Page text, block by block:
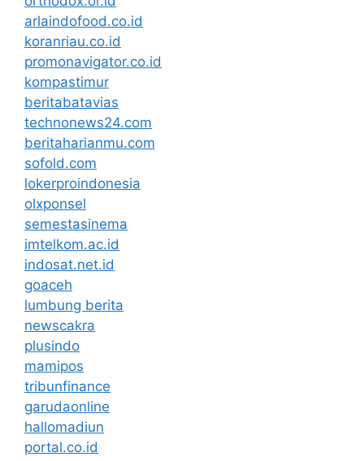
arlaindofood.co.id
koranriau.co.id
promonavigator.co.id
kompastimur
beritabatavias
technonews24.com
beritaharianmu.com
sofold.com
lokerproindonesia
olxponsel
semestasinema
imtelkom.ac.id
indosat.net.id
goaceh
lumbung berita
newscakra
plusindo
mamipos
tribunfinance
garudaonline
hallomadiun
portal.co.id